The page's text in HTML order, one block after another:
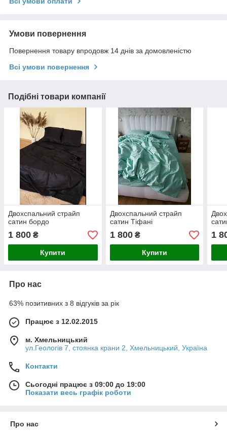
Умови повернення
Повернення товару впродовж 14 днів за домовленістю
Всі умови повернення
Подібні товари компанії
Двохспальний страйп
сатин бордо
1 800 ₴
Купити
Двохспальний страйп
сатин Тіфані
1 800₴
Купити
1
Про нас
63% позитивних з 8 відгуків за рік
Працює з 12.02.2015
м. Хмельницький
ул.Геологів 7, стоянка крани 2, Хмельницький, Україна
Контакти
Сьогодні працює з 09:00 до 19:00
Показати весь графік роботи
Про нас